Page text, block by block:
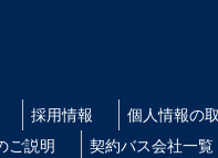
採用情報
個人情報の
ご説明
契約バス会社一覧